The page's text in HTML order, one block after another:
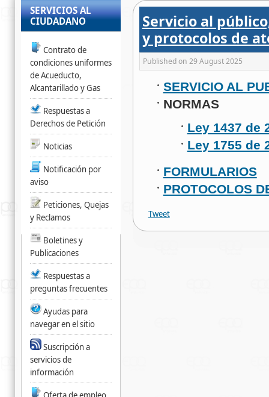
Servicio al
y protocolos de
Published on 29 August 2025
SERVICIO AL
NORMAS
Ley 1437 de
Ley 1755 de
FORMULARIOS
PROTOCOLOS
Tweet
SERVICIOS AL
CIUDADANO
Contrato de
condiciones uniformes
de Acueducto,
Alcantarillado y Gas
Respuestas a
Derechos de Petición
Noticias
Notificación por
aviso
Peticiones, Quejas
y Reclamos
Boletines y
Publicaciones
Respuestas a
preguntas frecuentes
Ayudas para
navegar en el sitio
Suscripción a
servicios de
información